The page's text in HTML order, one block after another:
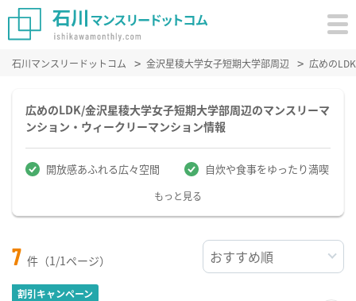
石川マンスリードットコム 金沢星稜大学女子短期大学部周辺 広めの
広めのLDK/金沢星稜大学女子短期大学部周辺のマンスリーマ
ンション・ウィークリーマンション情報
開放感あふれる広々空間 自炊や食事をゆったり満喫
もっと見る
7 件（1/1ページ）
割引キャンペーン